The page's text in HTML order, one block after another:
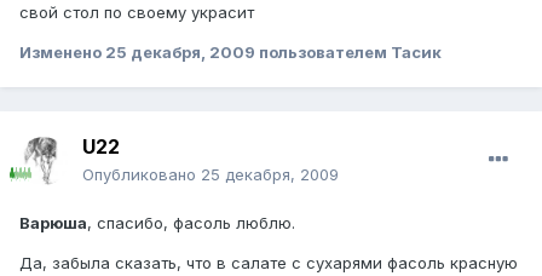
свой стол по своему украсит
Изменено 25 декабря, 2009 пользователем Тасик
U22
Опубликовано 25 декабря, 2009
Варюша, спасибо, фасоль люблю.
Да, забыла сказать, что в салате с сухарями фасоль красную